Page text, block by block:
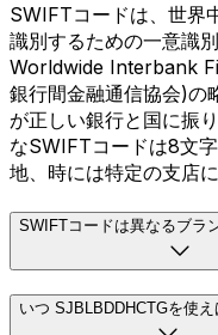
SWIFTコードは、世界
識別するための一意識
Worldwide Interbank
銀行間金融通信協会)の
が正しい銀行と国に振
なSWIFTコードは8文
地、時には特定の支店
SWIFTコードは異なるブラ
いつ SJBLBDDHCTGを使